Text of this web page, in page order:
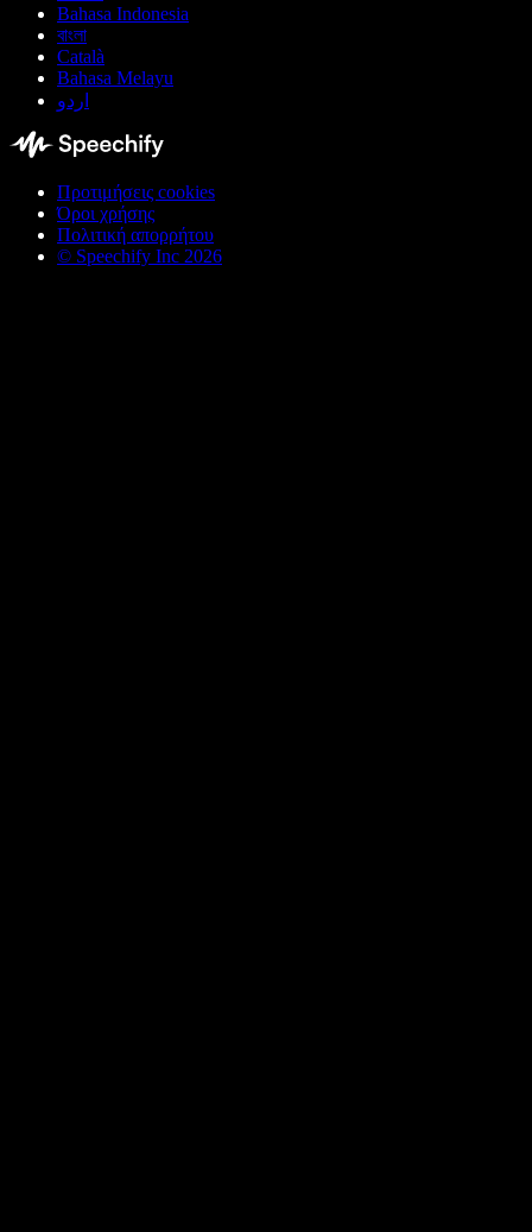
Bahasa Indonesia
বাংলা
Català
Bahasa Melayu
اردو
Προτιμήσεις cookies
Όροι χρήσης
Πολιτική απορρήτου
© Speechify Inc 2026